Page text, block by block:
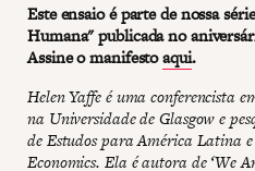
Este ensaio é parte de nossa
Humana" publicada no
Assine o manifestoaqui.
Helen Yaffe é uma conferencista
na Universidade de Glasgow e
de Estudos para América Latina
Economics. Ela é autora de ‘We